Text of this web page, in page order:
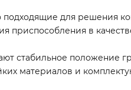
для решения
приспособления в
стабильное положение
материалов и